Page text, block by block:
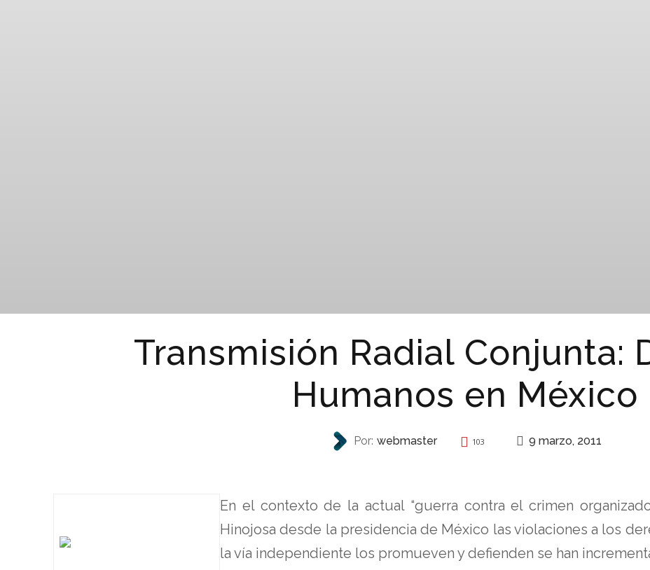
Transmisión Radial Conjunta:
Humanos en México
Por: webmaster 103 9 marzo, 2011
En el contexto de la actual “guerra contra el crimen
Hinojosa desde la presidencia de México las violaciones a los
la vía independiente los promueven y defienden se han